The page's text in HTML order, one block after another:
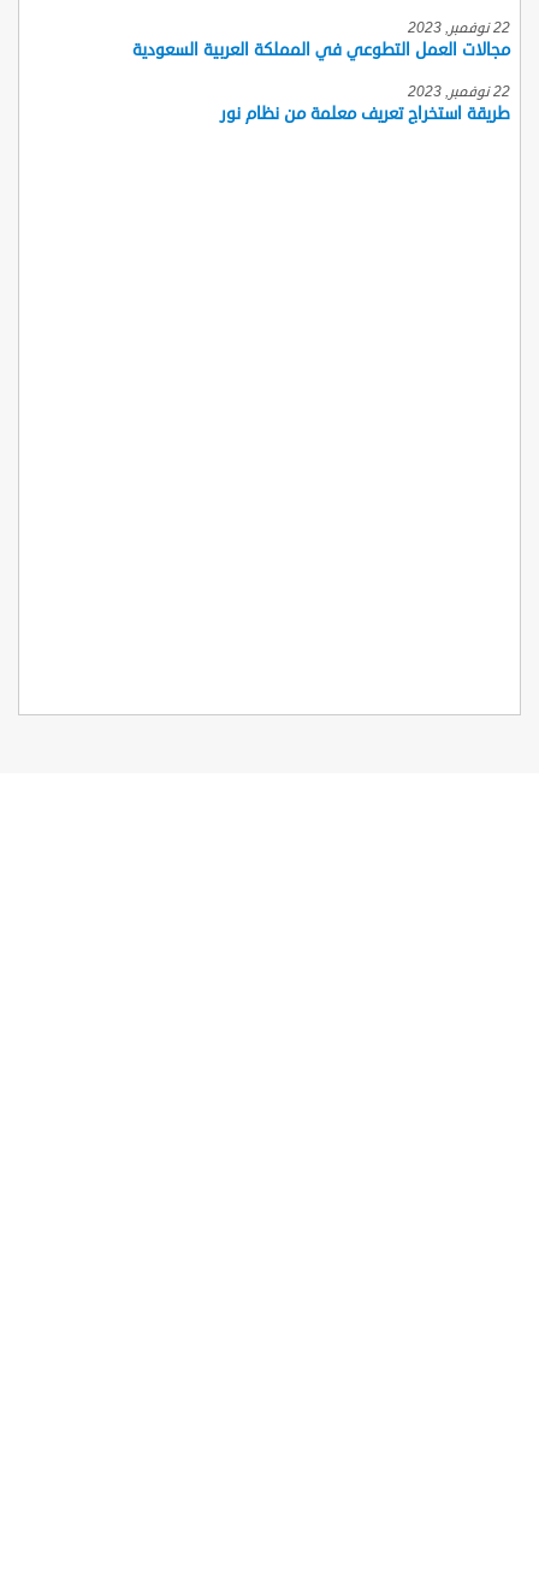
22 نوفمبر, 2023
مجالات العمل التطوعي في المملكة العربية السعودية
22 نوفمبر, 2023
طريقة استخراج تعريف معلمة من نظام نور